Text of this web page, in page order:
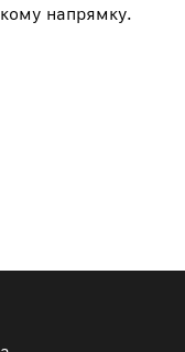
напрямку.